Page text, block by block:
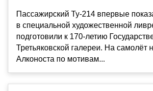
Пассажирский Ту-214 впервые
в специальной художественной
подготовили к 170-летию
Третьяковской галереи. На самолёт
Алконоста по мотивам...